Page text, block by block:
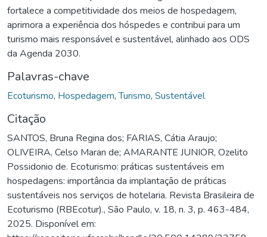
fortalece a competitividade dos meios de hospedagem,
aprimora a experiência dos hóspedes e contribui para um
turismo mais responsável e sustentável, alinhado aos ODS
da Agenda 2030.
Palavras-chave
Ecoturismo, Hospedagem,Turismo, Sustentável
Citação
SANTOS, Bruna Regina dos; FARIAS, Cátia Araujo;
OLIVEIRA, Celso Maran de; AMARANTE JUNIOR, Ozelito
Possidonio de. Ecoturismo: práticas sustentáveis em
hospedagens: importância da implantação de práticas
sustentáveis nos serviços de hotelaria. Revista Brasileira de
Ecoturismo (RBEcotur)., São Paulo, v. 18, n. 3, p. 463-484,
2025. Disponível em: